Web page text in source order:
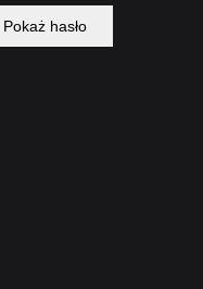
Pokaż hasło